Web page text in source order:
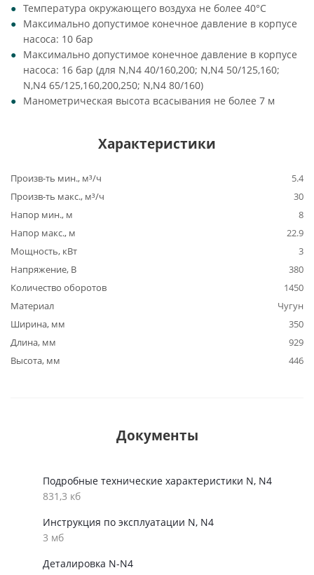
Температура окружающего воздуха не более 40°C
Максимально допустимое конечное давление в корпусе
насоса: 10 бар
Максимально допустимое конечное давление в корпусе
насоса: 16 бар (для N,N4 40/160,200; N,N4 50/125,160;
N,N4 65/125,160,200,250; N,N4 80/160)
Манометрическая высота всасывания не более 7 м
Характеристики
Произв-ть мин., м³/ч
5.4
Произв-ть макс., м³/ч
30
Напор мин., м
8
Напор макс., м
22.9
Мощность, кВт
3
Напряжение, В
380
Количество оборотов
1450
Материал
Чугун
Ширина, мм
350
Длина, мм
929
Высота, мм
446
Документы
Подробные технические характеристики N, N4
831,3 кб
Инструкция по эксплуатации N, N4
3 мб
Деталировка N-N4